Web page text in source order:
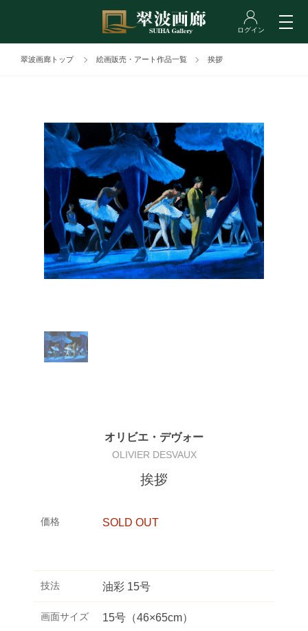
翠波画廊トップ 絵画販売・アート作品一覧 挨拶
オリビエ・デヴォー
OLIVIER DESVAUX
挨拶
価格 SOLD OUT
技法 油彩 15号
画面サイズ 15号（46×65cm）